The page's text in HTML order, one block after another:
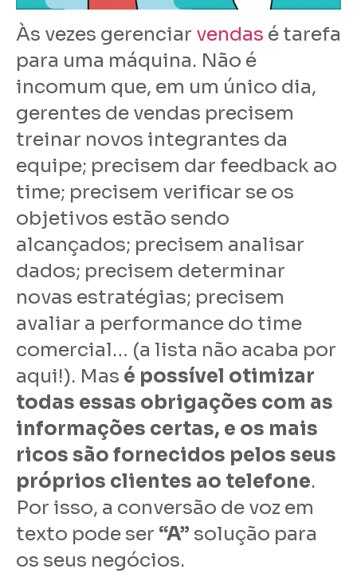
Às vezes gerenciar vendas é tarefa
para uma máquina. Não é
incomum que, em um único dia,
gerentes de vendas precisem
treinar novos integrantes da
equipe; precisem dar feedback ao
time; precisem verificar se os
objetivos estão sendo
alcançados; precisem analisar
dados; precisem determinar
novas estratégias; precisem
avaliar a performance do time
comercial… (a lista não acaba por
aqui!). Mas é possível otimizar
todas essas obrigações com as
informações certas, e os mais
ricos são fornecidos pelos seus
próprios clientes ao telefone.
Por isso, a conversão de voz em
texto pode ser “A” solução para
os seus negócios.